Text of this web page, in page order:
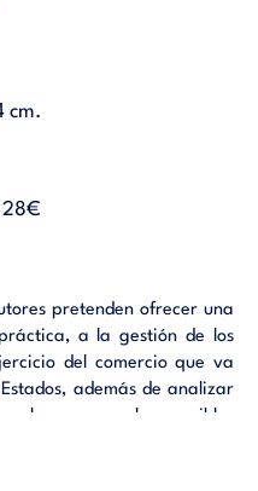
cm.
28€
pretenden ofrecer una
a la gestión de los
del comercio que va
además de analizar
para resolver posibles
EN LOS NEGOCIOS
DE COMERCIALIZACIÓN